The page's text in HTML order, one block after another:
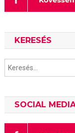
KERESÉS
SOCIAL